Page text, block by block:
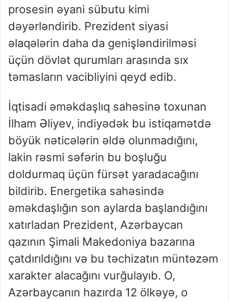
prosesin əyani sübutu kimi
dəyərləndirib. Prezident siyasi
əlaqələrin daha da genişləndirilməsi
üçün dövlət qurumları arasında sıx
təmasların vacibliyini qeyd edib.
İqtisadi əməkdaşlıq sahəsinə toxunan
İlham Əliyev, indiyədək bu istiqamətdə
böyük nəticələrin əldə olunmadığını,
lakin rəsmi səfərin bu boşluğu
doldurmaq üçün fürsət yaradacağını
bildirib. Energetika sahəsində
əməkdaşlığın son aylarda başlandığını
xatırladan Prezident, Azərbaycan
qazının Şimali Makedoniya bazarına
çatdırıldığını və bu təchizatın müntəzəm
xarakter alacağını vurğulayıb. O,
Azərbaycanın hazırda 12 ölkəyə, o